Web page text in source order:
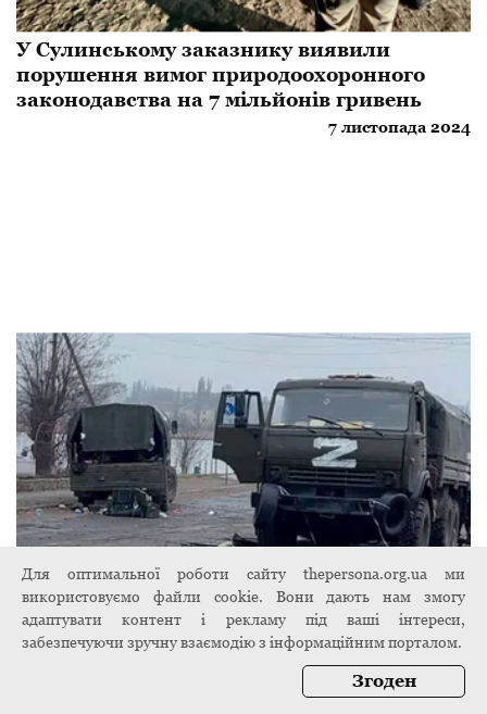
У Сулинському заказнику виявили
порушення вимог природоохоронного
законодавства на 7 мільйонів гривень
7 листопада 2024
"Дорога смерті": окупант зняв на відео ще
одну розбиту колону російської техніки
7 листопада 2024
Для оптимальної роботи сайту thepersona.org.ua ми
використовуємо файли cookie. Вони дають нам змогу
адаптувати контент і рекламу під ваші інтереси,
забезпечуючи зручну взаємодію з інформаційним порталом.
Згоден